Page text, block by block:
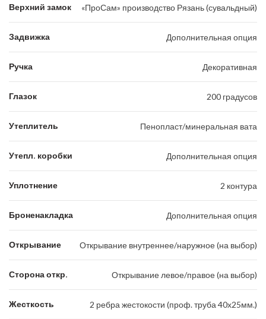
Верхний замок «ПроСам» производство Рязань (сувальдный)
Задвижка Дополнительная опция
Ручка Декоративная
Глазок 200 градусов
Утеплитель Пенопласт/минеральная вата
Утепл. коробки Дополнительная опция
Уплотнение 2 контура
Броненакладка Дополнительная опция
Открывание Открывание внутреннее/наружное (на выбор)
Сторона откр. Открывание левое/правое (на выбор)
Жесткость 2 ребра жестокости (проф. труба 40х25мм.)